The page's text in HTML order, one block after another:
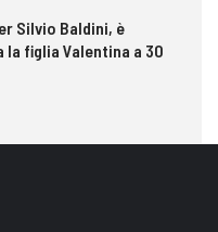
Silvio Baldini, è
la figlia Valentina a 30